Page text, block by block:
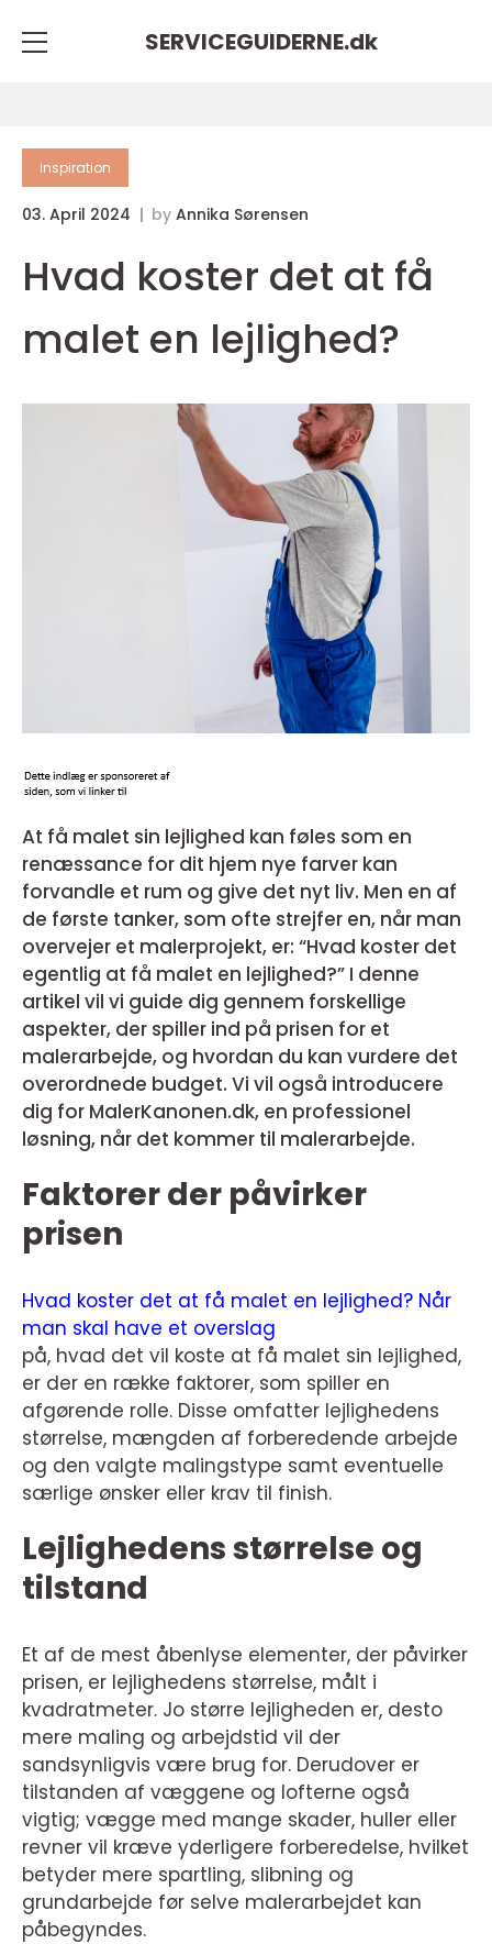
SERVICEGUIDERNE.dk
inspiration
03. April 2024 by Annika Sørensen
Hvad koster det at få
malet en lejlighed?
At få malet sin lejlighed kan føles som en
renæssance for dit hjem nye farver kan
forvandle et rum og give det nyt liv. Men en af
de første tanker, som ofte strejfer en, når man
overvejer et malerprojekt, er: “Hvad koster det
egentlig at få malet en lejlighed?” I denne
artikel vil vi guide dig gennem forskellige
aspekter, der spiller ind på prisen for et
malerarbejde, og hvordan du kan vurdere det
overordnede budget. Vi vil også introducere
dig for MalerKanonen.dk, en professionel
løsning, når det kommer til malerarbejde.
Faktorer der påvirker
prisen
Hvad koster det at få malet en lejlighed? Når
man skal have et overslag
på, hvad det vil koste at få malet sin lejlighed,
er der en række faktorer, som spiller en
afgørende rolle. Disse omfatter lejlighedens
størrelse, mængden af forberedende arbejde
og den valgte malingstype samt eventuelle
særlige ønsker eller krav til finish.
Lejlighedens størrelse og
tilstand
Et af de mest åbenlyse elementer, der påvirker
prisen, er lejlighedens størrelse, målt i
kvadratmeter. Jo større lejligheden er, desto
mere maling og arbejdstid vil der
sandsynligvis være brug for. Derudover er
tilstanden af væggene og lofterne også
vigtig; vægge med mange skader, huller eller
revner vil kræve yderligere forberedelse, hvilket
betyder mere spartling, slibning og
grundarbejde før selve malerarbejdet kan
påbegyndes.